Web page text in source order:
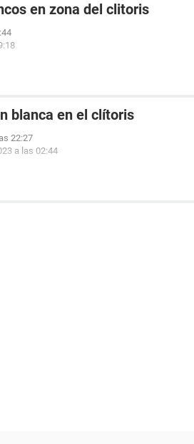
en zona del clitoris
blanca en el clítoris
22:27
a las 02:44